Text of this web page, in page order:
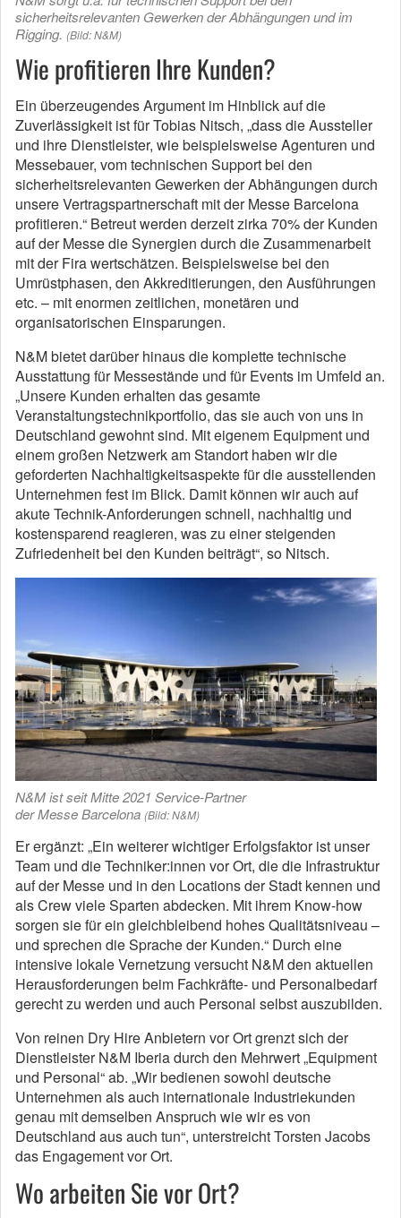
sicherheitsrelevanten Gewerken der Abhängungen und im
Rigging. (Bild: N&M)
Wie profitieren Ihre Kunden?
Ein überzeugendes Argument im Hinblick auf die
Zuverlässigkeit ist für Tobias Nitsch, „dass die Aussteller
und ihre Dienstleister, wie beispielsweise Agenturen und
Messebauer, vom technischen Support bei den
sicherheitsrelevanten Gewerken der Abhängungen durch
unsere Vertragspartnerschaft mit der Messe Barcelona
profitieren.“ Betreut werden derzeit zirka 70% der Kunden
auf der Messe die Synergien durch die Zusammenarbeit
mit der Fira wertschätzen. Beispielsweise bei den
Umrüstphasen, den Akkreditierungen, den Ausführungen
etc. – mit enormen zeitlichen, monetären und
organisatorischen Einsparungen.
N&M bietet darüber hinaus die komplette technische
Ausstattung für Messestände und für Events im Umfeld an.
„Unsere Kunden erhalten das gesamte
Veranstaltungstechnikportfolio, das sie auch von uns in
Deutschland gewohnt sind. Mit eigenem Equipment und
einem großen Netzwerk am Standort haben wir die
geforderten Nachhaltigkeitsaspekte für die ausstellenden
Unternehmen fest im Blick. Damit können wir auch auf
akute Technik-Anforderungen schnell, nachhaltig und
kostensparend reagieren, was zu einer steigenden
Zufriedenheit bei den Kunden beiträgt“, so Nitsch.
N&M ist seit Mitte 2021 Service-Partner
der Messe Barcelona (Bild: N&M)
Er ergänzt: „Ein weiterer wichtiger Erfolgsfaktor ist unser
Team und die Techniker:innen vor Ort, die die Infrastruktur
auf der Messe und in den Locations der Stadt kennen und
als Crew viele Sparten abdecken. Mit ihrem Know-how
sorgen sie für ein gleichbleibend hohes Qualitätsniveau –
und sprechen die Sprache der Kunden.“ Durch eine
intensive lokale Vernetzung versucht N&M den aktuellen
Herausforderungen beim Fachkräfte- und Personalbedarf
gerecht zu werden und auch Personal selbst auszubilden.
Von reinen Dry Hire Anbietern vor Ort grenzt sich der
Dienstleister N&M Iberia durch den Mehrwert „Equipment
und Personal“ ab. „Wir bedienen sowohl deutsche
Unternehmen als auch internationale Industriekunden
genau mit demselben Anspruch wie wir es von
Deutschland aus auch tun“, unterstreicht Torsten Jacobs
das Engagement vor Ort.
Wo arbeiten Sie vor Ort?